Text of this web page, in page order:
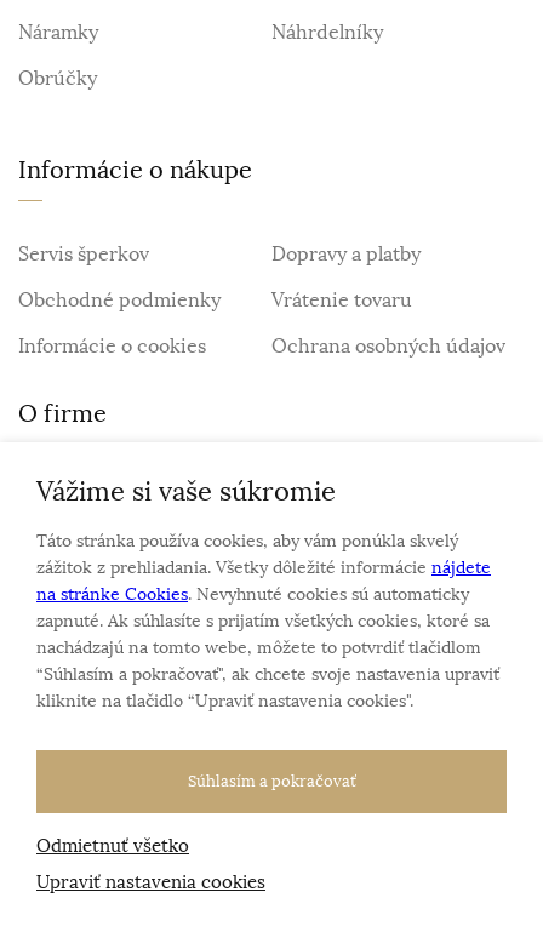
Náramky
Náhrdelníky
Obrúčky
Informácie o nákupe
Servis šperkov
Dopravy a platby
Obchodné podmienky
Vrátenie tovaru
Informácie o cookies
Ochrana osobných údajov
O firme
Personalizovaný šperk
O nás
Kontakt
Sme rodinná firma a zameriavame sa na predaj hodiniek
a šperkov od roku 1994.
Pozrite sa na naše ďaľšie web stránky.
Všetky práva vyhradené
Tvorba e-shopovodBlueweb s.r.o.
Vážime si vaše súkromie
Táto stránka používa cookies, aby vám ponúkla skvelý
zážitok z prehliadania. Všetky dôležité informácie nájdete
na stránke Cookies. Nevyhnuté cookies sú automaticky
zapnuté. Ak súhlasíte s prijatím všetkých cookies, ktoré sa
nachádzajú na tomto webe, môžete to potvrdiť tlačidlom
“Súhlasím a pokračovať", ak chcete svoje nastavenia upraviť
kliknite na tlačidlo “Upraviť nastavenia cookies".
Súhlasím a pokračovať
Odmietnuť všetko
Upraviť nastavenia cookies